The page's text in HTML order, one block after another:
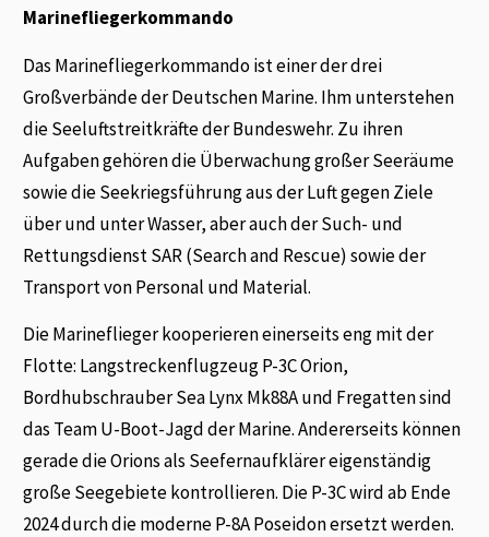
Marinefliegerkommando
Das Marinefliegerkommando ist einer der drei
Großverbände der Deutschen Marine. Ihm unterstehen
die Seeluftstreitkräfte der Bundeswehr. Zu ihren
Aufgaben gehören die Überwachung großer Seeräume
sowie die Seekriegsführung aus der Luft gegen Ziele
über und unter Wasser, aber auch der Such- und
Rettungsdienst SAR (Search and Rescue) sowie der
Transport von Personal und Material.
Die Marineflieger kooperieren einerseits eng mit der
Flotte: Langstreckenflugzeug P-3C Orion,
Bordhubschrauber Sea Lynx Mk88A und Fregatten sind
das Team U-Boot-Jagd der Marine. Andererseits können
gerade die Orions als Seefernaufklärer eigenständig
große Seegebiete kontrollieren. Die P-3C wird ab Ende
2024 durch die moderne P-8A Poseidon ersetzt werden.